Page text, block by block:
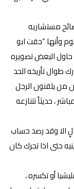
مستشاريه
وأنها “حقت ابو
البعض تصويره
طوال تأريخه الحد
من يلقنون الرجل
، حديثاً تتنازعه
الا وقد رصد حساب
حتى اذا تحرك كان
أو تكسره ،